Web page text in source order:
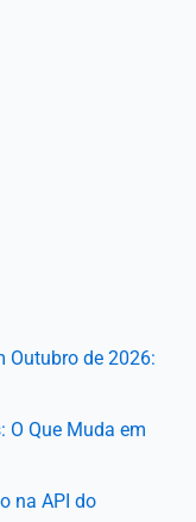
Outubro de 2026:
O Que Muda em
na API do